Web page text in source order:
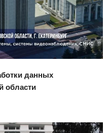
данных
области